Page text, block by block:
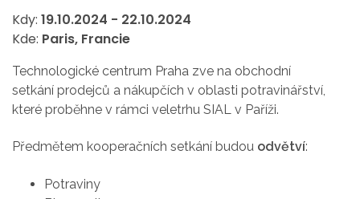
Kdy: 19.10.2024 - 22.10.2024
Kde: Paris, Francie
Technologické centrum Praha zve na obchodní
setkání prodejců a nákupčích v oblasti potravinářství,
které proběhne v rámci veletrhu SIAL v Paříži.
Předmětem kooperačních setkání budou odvětví:
Potraviny